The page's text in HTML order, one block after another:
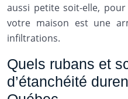
aussi petite soit-elle,
votre maison est une
infiltrations.
Quels rubans et
d’étanchéité